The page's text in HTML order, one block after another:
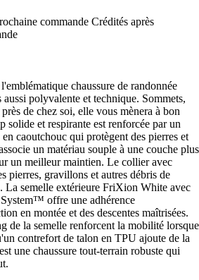
commande Crédités après
chaussure de randonnée
polyvalente et technique. Sommets,
de chez soi, elle vous mènera à bon
solide et respirante est renforcée par un
caoutchouc qui protègent des pierres et
un matériau souple à une couche plus
un meilleur maintien. Le collier avec
pierres, gravillons et autres débris de
La semelle extérieure FriXion White avec
offre une adhérence
en montée et des descentes maîtrisées.
de la semelle renforcent la mobilité lorsque
contrefort de talon en TPU ajoute de la
une chaussure tout-terrain robuste qui